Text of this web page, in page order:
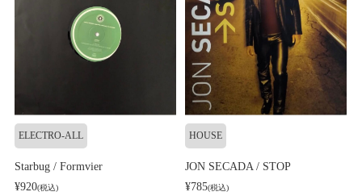
ELECTRO-ALL
Starbug / Formvier
¥920(税込)
HOUSE
JON SECADA / STOP
¥785(税込)